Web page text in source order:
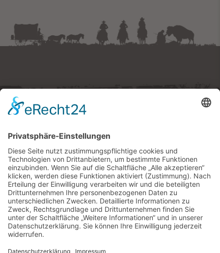
Westernstadt Pullman City
E-Mail:tickets@pullmancity.de
© Freizeitpark Pullman City
Impressum
Datenschutz
AGB
Widerrufsrecht
Barrierefreiheitserklärung
Cookie-Einstellungen
Folge uns